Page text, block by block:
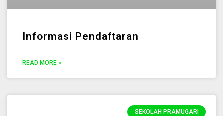
Informasi Pendaftaran
READ MORE »
SEKOLAH PRAMUGARI